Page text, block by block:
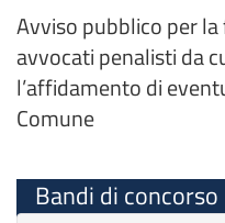
Avviso pubblico per
avvocati penalisti da
l’affidamento di
Comune
Bandi di concorso